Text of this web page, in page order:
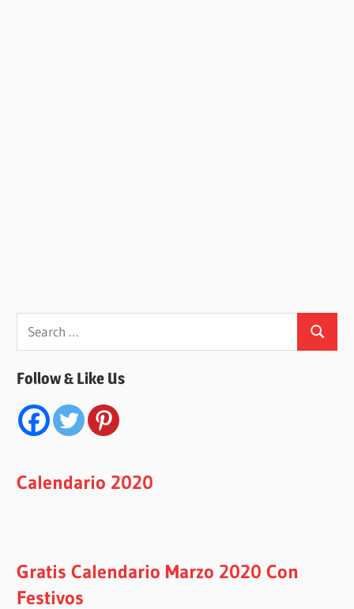
Search
for:
Search
Follow & Like Us
Calendario 2020
Gratis Calendario Marzo 2020 Con
Festivos